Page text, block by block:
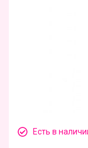
Есть в